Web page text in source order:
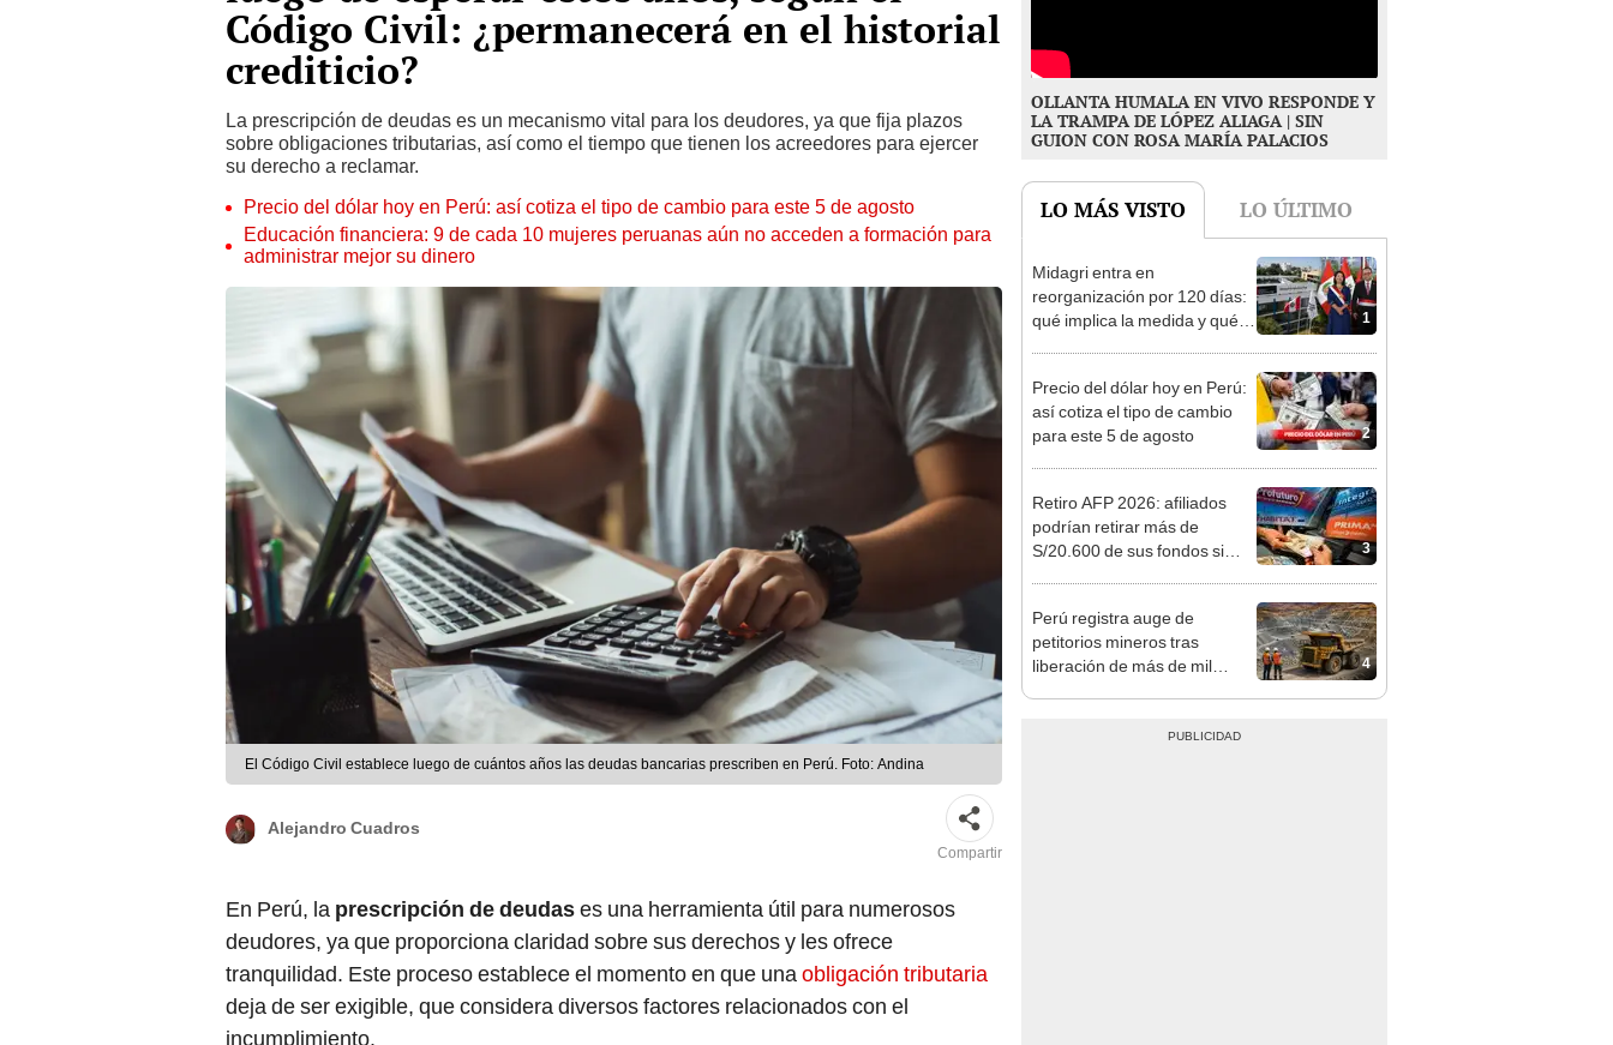
Código Civil: ¿permanecerá en el historial
crediticio?
La prescripción de deudas es un mecanismo vital para los deudores, ya que fija plazos
sobre obligaciones tributarias, así como el tiempo que tienen los acreedores para ejercer
su derecho a reclamar.
Precio del dólar hoy en Perú: así cotiza el tipo de cambio para este 5 de agosto
Educación financiera: 9 de cada 10 mujeres peruanas aún no acceden a formación para
administrar mejor su dinero
El Código Civil establece luego de cuántos años las deudas bancarias prescriben en Perú. Foto: Andina
Alejandro Cuadros
Compartir
En Perú, la prescripción de deudases una herramienta útil para numerosos
deudores, ya que proporciona claridad sobre sus derechos y les ofrece
tranquilidad. Este proceso establece el momento en que unaobligación tributaria
deja de ser exigible, que considera diversos factores relacionados con el
incumplimiento.
OLLANTA HUMALA EN VIVO RESPONDE Y
LA TRAMPA DE LÓPEZ ALIAGA | SIN
GUION CON ROSA MARÍA PALACIOS
LO MÁS VISTO LO ÚLTIMO
1
Midagri entra en
reorganización por 120 días:
qué implica la medida y qué
2
Precio del dólar hoy en Perú:
así cotiza el tipo de cambio
para este 5 de agosto
3
Retiro AFP 2026: afiliados
podrían retirar más de
S/20.600 de sus fondos si
4
Perú registra auge de
petitorios mineros tras
liberación de más de mil